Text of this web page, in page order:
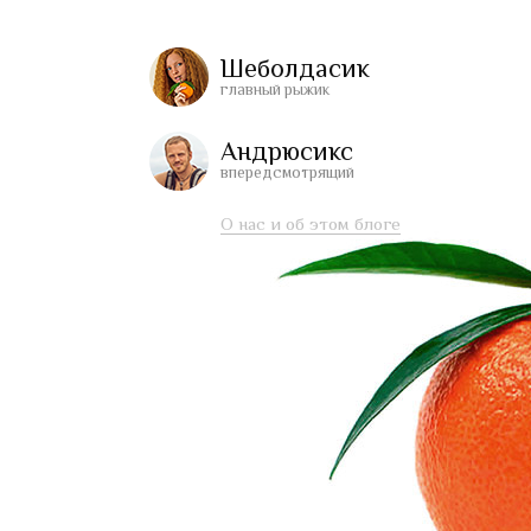
Шеболдасик
главный рыжик
Андрюсикс
впередсмотрящий
О нас и об этом блоге